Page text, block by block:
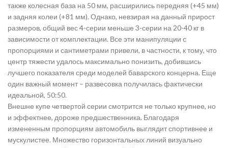
также колесная база на 50 мм, расширились передняя (+45 мм)
и задняя колеи (+81 мм). Однако, невзирая на данный прирост
размеров, общий вес 4-серии меньше 3-серии на 20-40 кг в
зависимости от комплектации. Все эти манипуляции с
пропорциями и сантиметрами привели, в частности, к тому, что
центр тяжести удалось максимально понизить, добившись
лучшего показателя среди моделей баварского концерна. Еще
один важный момент – развесовка получилась фактически
идеальной, 50:50.
Внешне купе четвертой серии смотрится не только крупнее, но
и эффектнее, дороже предшественника. Благодаря
измененным пропорциям автомобиль выглядит спортивнее и
мускулистее. Множество горизонтальных линий визуально